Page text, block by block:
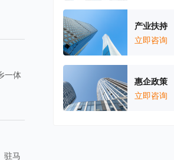
一体
驻马
产业扶持
立即咨询
惠企政策
立即咨询